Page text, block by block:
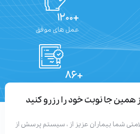
عمل های موفق
جا نوبت خود را رزرو کنید
بیماران عزیز از ، سیستم پرسش از